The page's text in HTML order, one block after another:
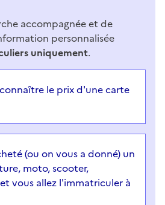
accompagnée et de
personnalisée
uniquement.
le prix d'une carte
(ou on vous a donné) un
moto, scooter,
vous allez l'immatriculer à